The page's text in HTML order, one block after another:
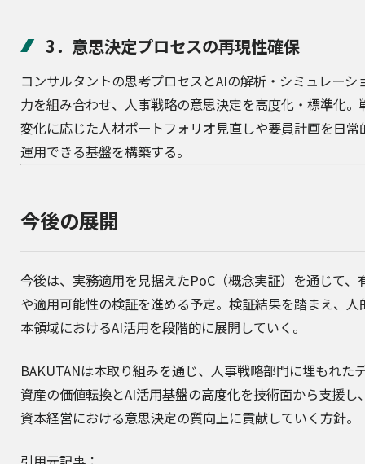
3．意思決定プロセスの再現性確保
コンサルタントの思考プロセスとAIの解析・シミュレーシ
力を組み合わせ、人事戦略の意思決定を高度化・標準化。
変化に応じた人材ポートフォリオ見直しや要員計画を日常
運用できる基盤を構築する。
今後の展開
今後は、実務適用を見据えたPoC（概念実証）を通じて、
や適用可能性の検証を進める予定。検証結果を踏まえ、人
本領域におけるAI活用を段階的に展開していく。
BAKUTANは本取り組みを通じ、人事戦略部門に埋もれた
資産の価値転換とAI活用基盤の高度化を技術面から支援し
資本経営における意思決定の質向上に貢献していく方針。